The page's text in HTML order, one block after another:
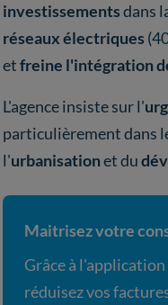
investissementsdans
réseaux électriques
etfreine l'intégration
L'agence insiste sur l'
particulièrement dans
l'urbanisationet du
Maitrisez votre
Grâce à
réduisez vos